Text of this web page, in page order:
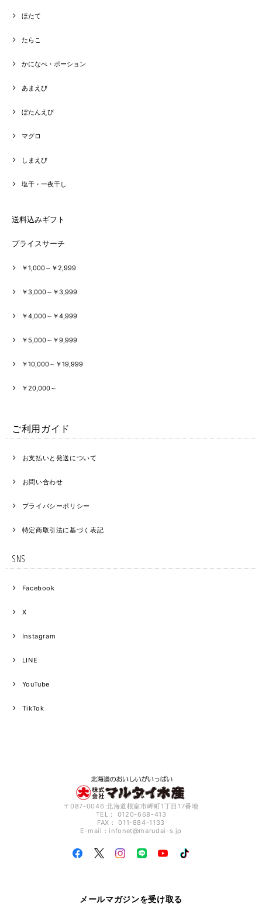
ほたて
たらこ
かになべ・ポーション
あまえび
ぼたんえび
マグロ
しまえび
塩干・一夜干し
送料込みギフト
プライスサーチ
￥1,000～￥2,999
￥3,000～￥3,999
￥4,000～￥4,999
￥5,000～￥9,999
￥10,000～￥19,999
￥20,000～
ご利用ガイド
お支払いと発送について
お問い合わせ
プライバシーポリシー
特定商取引法に基づく表記
SNS
Facebook
X
Instagram
LINE
YouTube
TikTok
〒087-0046 北海道根室市岬町1丁目17番地
TEL： 0120-668-413
FAX： 011-884-1133
E-mail： infonet@marudai-s.jp
メールマガジンを受け取る